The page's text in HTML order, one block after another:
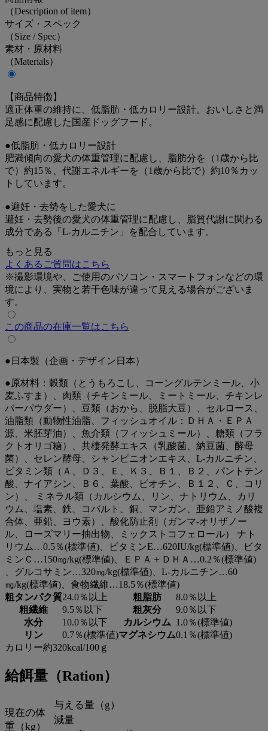
（Description of item）
サイズ・スペック
（Size / Spec）
素材・原材料
（Materials）
【商品特徴】
適正体重の維持に、低脂肪・低カロリー設計。おいしさと満
足感に配慮した国産ドッグフード。
●低脂肪・低カロリー設計
肥満傾向の愛犬の体重管理に配慮し、脂肪分を（1歳から比
で）約15％、代謝エネルギーを（1歳から比で）約10％カッ
トしています。
●避妊・去勢をした愛犬に
避妊・去勢後の愛犬の体重管理に配慮し、脂質代謝に関わる
成分である「L-カルニチン」を配合しています。
●食物繊維を強化し、満足感に配慮
食物繊維を（1歳から比で）約225％強化。
食事の満足感を維持し、食べ過ぎによる肥満に配慮した設計
です。
●下部尿路の健康維持に配慮
マグネシウム量（0.1％：標準値）を調整することで、下部
尿路の健康維持に配慮しています。
●免疫機能を保つ「LBSカルチャー」配合
乳酸菌・納豆菌・酵母菌の共棲発酵培養物である「LBSカル
チャー（※）」を配合。
腸内フローラを整え、健康維持をサポートします。
（※）LBSカルチャーについて
LBSカルチャー（乳酸菌・納豆菌・酵母菌の共棲発酵培養
物）や、抗酸化成分の「ビタミンEとC」を配合。
優れた栄養バランスで、皮膚、腸内環境、口腔内の健康維持
など、愛犬の健康を保つための免疫力を維持します。
【与え方】
・総合栄養食
・愛犬の年齢・体重・運動量・便の状態などに合わせて、給
与量を調整して与えてください。
【推奨種】
超小型犬、小型犬、中型犬、大型犬
【ライフステージ】
アダルト（1歳から）
【使用上の注意】
・本品は犬用です。
【こんな方におすすめ】
・避妊・去勢後の愛犬の健康維持に配慮したい方
・食事の満足感を保ちながら、食べ過ぎによる肥満に配慮し
もっと見る
よくあるご質問はこちら
※撮影環境や、ご使用のパソコン・スマートフォンなどの環
境により、実物と若干色味が違って見える場合がございま
す。
この商品の在庫一覧はこちら
●日本製（企画・デザイン日本）
●原材料：穀類（とうもろこし、コーングルテンミール、小
麦ふすま）、肉類（チキンミール、ミートミール、チキンレ
バーパウダー）、豆類（おから、脱脂大豆）、セルロース、
油脂類（動物性油脂、フィッシュオイル：ＤＨＡ・ＥＰＡ
源、米胚芽油）、魚介類（フィッシュミール）、糖類（フラ
クトオリゴ糖）、共棲発酵エキス（乳酸菌、納豆菌、酵母
菌）、セレン酵母、シャンピニオンエキス、L-カルニチン、
ビタミン類（Ａ、Ｄ３、Ｅ、Ｋ３、Ｂ１、Ｂ２、パントテン
酸、ナイアシン、Ｂ６、葉酸、ビオチン、Ｂ１２、Ｃ、コリ
ン）、 ミネラル類（カルシウム、リン、ナトリウム、カリ
ウム、塩素、鉄、コバルト、銅、マンガン、亜鉛アミノ酸複
合体、亜鉛、ヨウ素）、酸化防止剤（ガンマ-オリザノー
ル、ローズマリー抽出物、ミックストコフェロール） ナト
リウム…0.5％(標準値)、ビタミンE…620IU/kg(標準値)、ビタ
ミンＣ…150㎎/kg(標準値)、ＥＰＡ＋ＤＨＡ…0.2％(標準値)
、グルコサミン…320㎎/kg(標準値)、L-カルニチン…60
㎎/kg(標準値)、食物繊維…18.5％(標準値)
粗タンパク質24.0％以上 粗脂肪
8.0％以上
粗繊維
9.5％以下 粗灰分
9.0％以下
水分
10.0％以下 カルシウム 1.0％(標準値)
リン
0.7％(標準値)マグネシウム0.1％(標準値)
カロリー約320kcal/100ｇ
給餌量（Ration）
現在の体
重（kg）
与える量（g）
減量